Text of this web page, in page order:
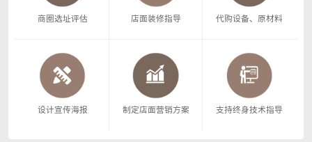
商圈选址评估 店面装修指导 代购设备、原材料
设计宣传海报 制定店面营销方案 支持终身技术指导